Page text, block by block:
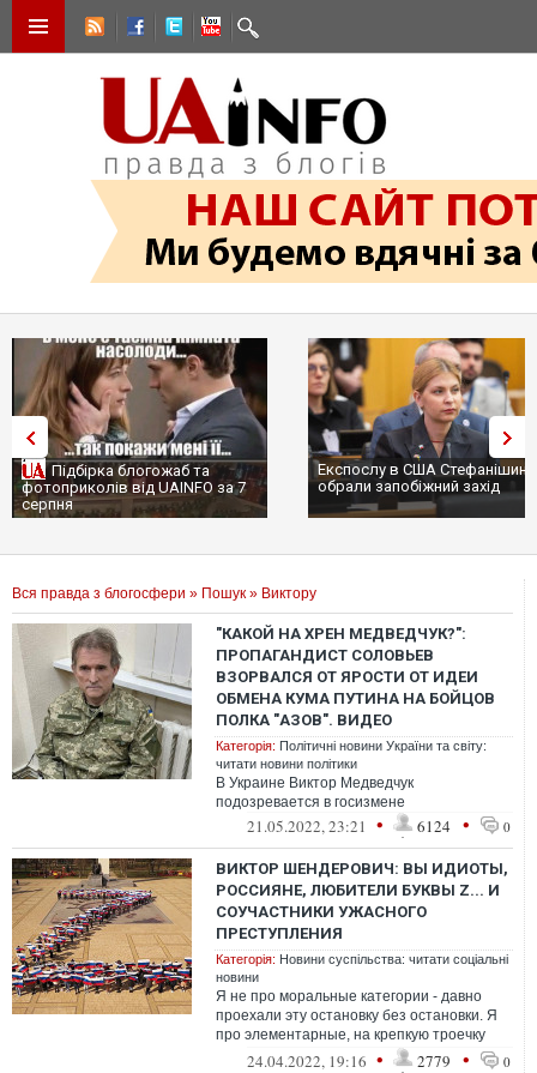
Підбірка блогожаб та
фотоприколів від UAINFO за 7
серпня
Експослу в США
обрали запобіжний захід
Вся правда з блогосфери » Пошук » Виктору
"КАКОЙ НА ХРЕН МЕДВЕДЧУК?":
ПРОПАГАНДИСТ СОЛОВЬЕВ
ВЗОРВАЛСЯ ОТ ЯРОСТИ ОТ ИДЕИ
ОБМЕНА КУМА ПУТИНА НА БОЙЦОВ
ПОЛКА "АЗОВ". ВИДЕО
Категорія: Політичні новини України та світу:
читати новини політики
В Украине Виктор Медведчук
подозревается в госизмене
21.05.2022, 23:21 • 6124 • 0
ВИКТОР ШЕНДЕРОВИЧ: ВЫ ИДИОТЫ,
РОССИЯНЕ, ЛЮБИТЕЛИ БУКВЫ Z... И
СОУЧАСТНИКИ УЖАСНОГО
ПРЕСТУПЛЕНИЯ
Категорія: Новини суспільства: читати соціальні
новини
Я не про моральные категории - давно
проехали эту остановку без остановки. Я
про элементарные, на крепкую троечку
хотя бы, знания по предмету "история...
24.04.2022, 19:16 • 2779 • 0